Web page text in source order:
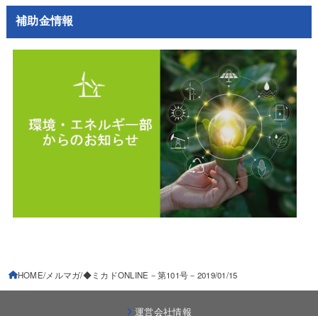
補助金情報
HOME メルマガ ◆ミカドONLINE－第101号－2019/01/15
運営会社情報